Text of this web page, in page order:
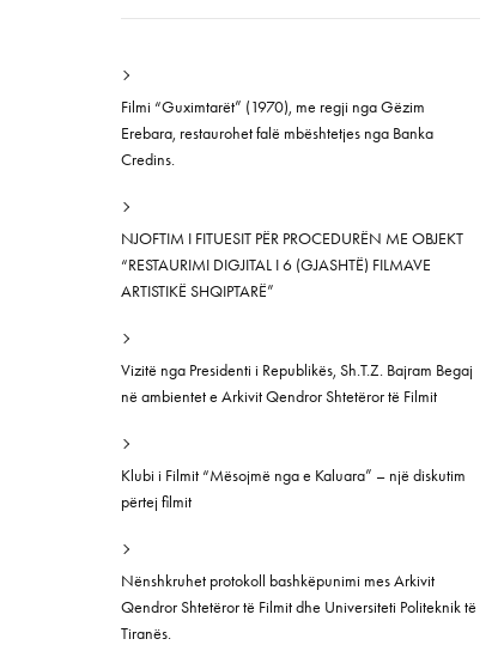
Filmi “Guximtarët” (1970), me regji nga Gëzim
Erebara, restaurohet falë mbështetjes nga Banka
Credins.
NJOFTIM I FITUESIT PËR PROCEDURËN ME OBJEKT
“RESTAURIMI DIGJITAL I 6 (GJASHTË) FILMAVE
ARTISTIKË SHQIPTARË”
Vizitë nga Presidenti i Republikës, Sh.T.Z. Bajram Begaj
në ambientet e Arkivit Qendror Shtetëror të Filmit
Klubi i Filmit “Mësojmë nga e Kaluara” – një diskutim
përtej filmit
Nënshkruhet protokoll bashkëpunimi mes Arkivit
Qendror Shtetëror të Filmit dhe Universiteti Politeknik të
Tiranës.